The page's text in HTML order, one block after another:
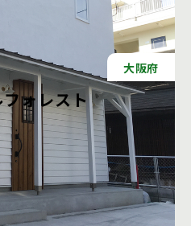
大阪府
ォレスト
あります。 その中で私たち
、長く住み継ぐことのできる
木と自然素材でつくる家】で